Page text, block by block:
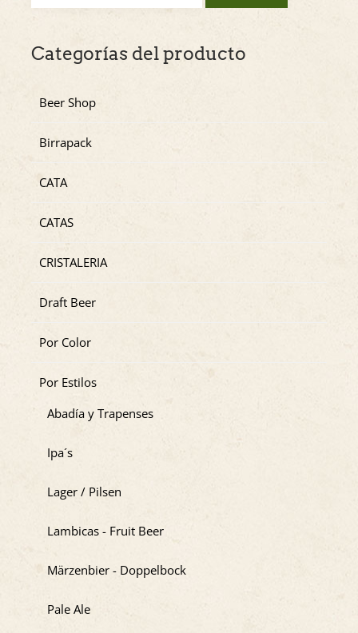
Categorías del producto
Beer Shop
Birrapack
CATA
CATAS
CRISTALERIA
Draft Beer
Por Color
Por Estilos
Abadía y Trapenses
Ipa´s
Lager / Pilsen
Lambicas - Fruit Beer
Märzenbier - Doppelbock
Pale Ale